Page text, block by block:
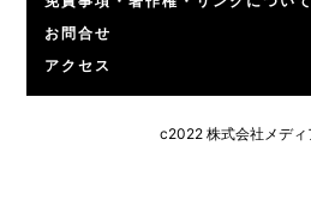
お問合せ
アクセス
c2022 株式会社メディ